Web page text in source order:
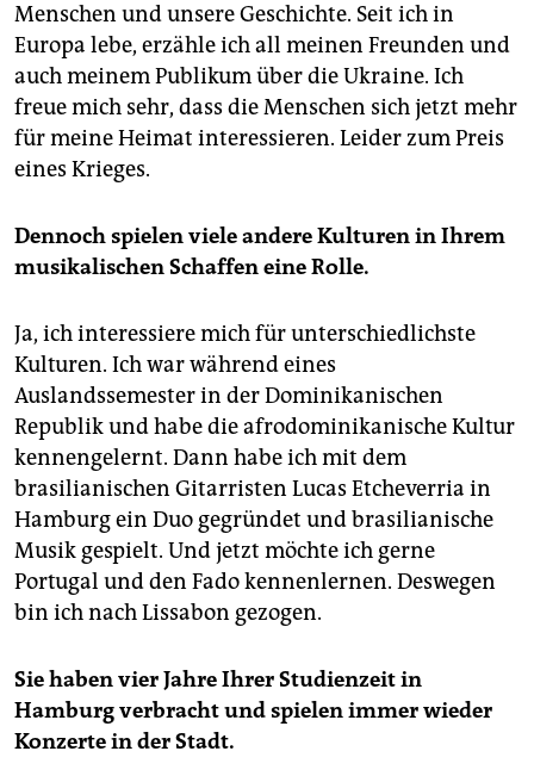
Menschen und unsere Geschichte. Seit ich in
Europa lebe, erzähle ich all meinen Freunden und
auch meinem Publikum über die Ukraine. Ich
freue mich sehr, dass die Menschen sich jetzt mehr
für meine Heimat interessieren. Leider zum Preis
eines Krieges.
Dennoch spielen viele andere Kulturen in Ihrem
musikalischen Schaffen eine Rolle.
Ja, ich interessiere mich für unterschiedlichste
Kulturen. Ich war während eines
Auslandssemester in der Dominikanischen
Republik und habe die afrodominikanische Kultur
kennengelernt. Dann habe ich mit dem
brasilianischen Gitarristen Lucas Etcheverria in
Hamburg ein Duo gegründet und brasilianische
Musik gespielt. Und jetzt möchte ich gerne
Portugal und den Fado kennenlernen. Deswegen
bin ich nach Lissabon gezogen.
Sie haben vier Jahre Ihrer Studienzeit in
Hamburg verbracht und spielen immer wieder
Konzerte in der Stadt.